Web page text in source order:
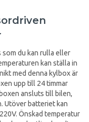
som du kan rulla eller
kan ställa in
med denna kylbox är
upp till 24 timmar
ansluts till bilen,
Utöver batteriet kan
Önskad temperatur